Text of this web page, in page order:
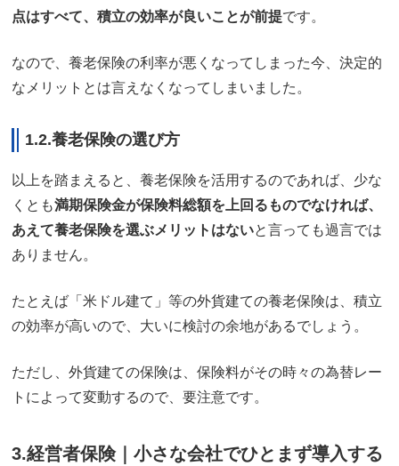
点はすべて、積立の効率が良いことが前提です。
なので、養老保険の利率が悪くなってしまった今、決定的
なメリットとは言えなくなってしまいました。
1.2.養老保険の選び方
以上を踏まえると、養老保険を活用するのであれば、少な
くとも満期保険金が保険料総額を上回るものでなければ、
あえて養老保険を選ぶメリットはないと言っても過言では
ありません。
たとえば「米ドル建て」等の外貨建ての養老保険は、積立
の効率が高いので、大いに検討の余地があるでしょう。
ただし、外貨建ての保険は、保険料がその時々の為替レー
トによって変動するので、要注意です。
3.経営者保険｜小さな会社でひとまず導入する